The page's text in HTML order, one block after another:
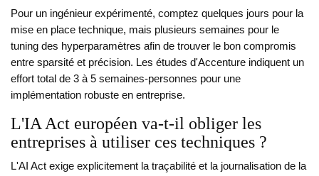
Pour un ingénieur expérimenté, comptez quelques jours pour la
mise en place technique, mais plusieurs semaines pour le
tuning des hyperparamètres afin de trouver le bon compromis
entre sparsité et précision. Les études d'Accenture indiquent un
effort total de 3 à 5 semaines-personnes pour une
implémentation robuste en entreprise.
L'IA Act européen va-t-il obliger les
entreprises à utiliser ces techniques ?
L'AI Act exige explicitement la traçabilité et la journalisation de la